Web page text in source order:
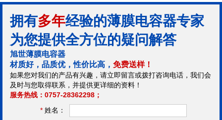
拥有多年经验的薄膜电容器专家
为您提供全方位的疑问解答
旭世薄膜电容器
材质好，品质优，性价比高， 免费送样！
如果您对我们的产品有兴趣，请立即留言或拨打咨询电话，我们会
及时与您取得联系，并提供更详细的资料！
服务热线：0757-28362298；
* 姓名：